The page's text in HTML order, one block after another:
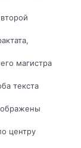
магистра
текста
центру